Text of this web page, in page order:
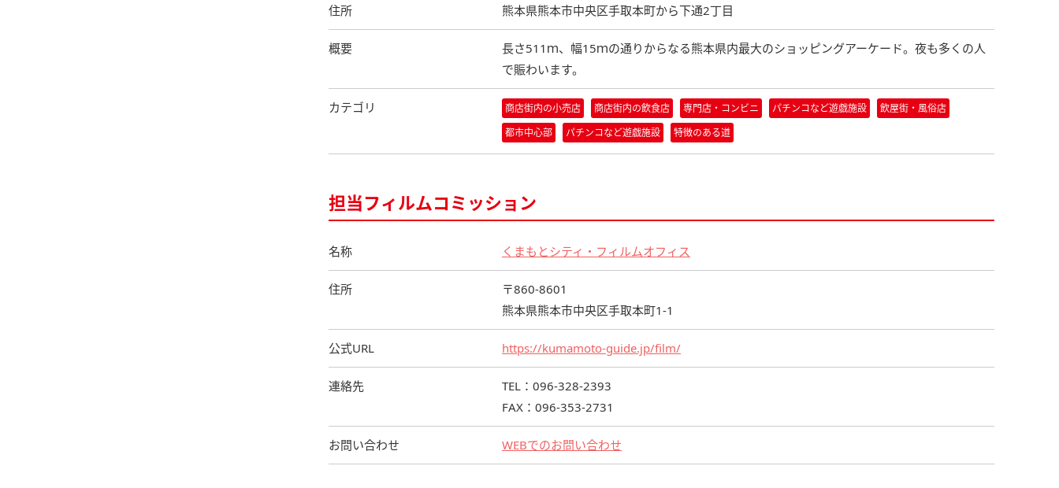
住所 熊本県熊本市中央区手取本町から下通2丁目
概要
長さ511ｍ、幅15ｍの通りからなる熊本県内最大のショッピングアーケード。夜も多くの人
で賑わいます。
カテゴリ 商店街内の小売店 商店街内の飲食店 専門店・コンビニ パチンコなど遊戯施設
飲屋街・風俗店
都市中心部
パチンコなど遊戯施設 特徴のある道
担当フィルムコミッション
名称 くまもとシティ・フィルムオフィス
住所
〒860-8601
熊本県熊本市中央区手取本町1-1
公式URL https://kumamoto-guide.jp/film/
連絡先
TEL：096-328-2393
FAX：096-353-2731
お問い合わせ WEBでのお問い合わせ